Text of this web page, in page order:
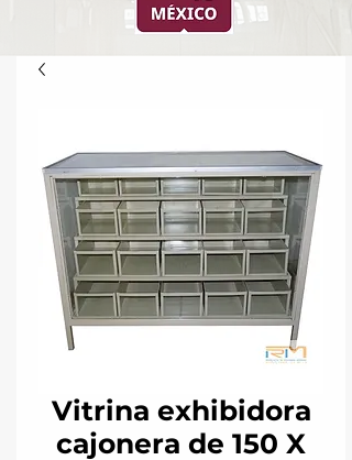
Vitrina exhibidora
cajonera de 150 X